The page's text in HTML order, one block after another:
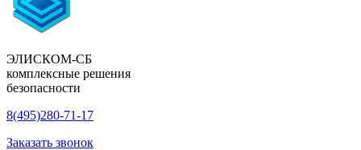
ЭЛИСКОМ-СБ
комплексные решения
безопасности
8(495)280-71-17
Заказать звонок